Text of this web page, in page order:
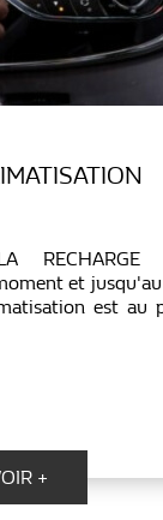
RECHARGE
et
est au
+